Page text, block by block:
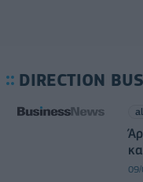
DIRECTION